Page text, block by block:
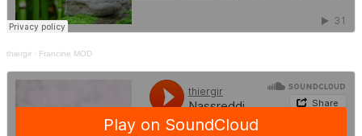
thiergir · Francine MOD